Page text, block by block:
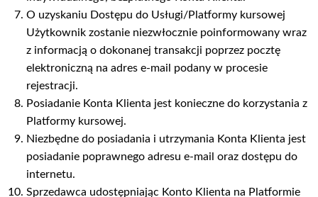
O uzyskaniu Dostępu do Usługi/Platformy kursowej
Użytkownik zostanie niezwłocznie poinformowany wraz
z informacją o dokonanej transakcji poprzez pocztę
elektroniczną na adres e-mail podany w procesie
rejestracji.
Posiadanie Konta Klienta jest konieczne do korzystania z
Platformy kursowej.
Niezbędne do posiadania i utrzymania Konta Klienta jest
posiadanie poprawnego adresu e-mail oraz dostępu do
internetu.
Sprzedawca udostępniając Konto Klienta na Platformie